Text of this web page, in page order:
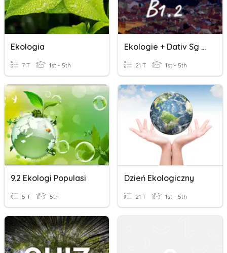
Ekologia
7 T 1st - 5th
Ekologie + Dativ Sg + Pl
21 T 1st - 5th
9.2 Ekologi Populasi
5 T 5th
Dzień Ekologiczny
21 T 1st - 5th